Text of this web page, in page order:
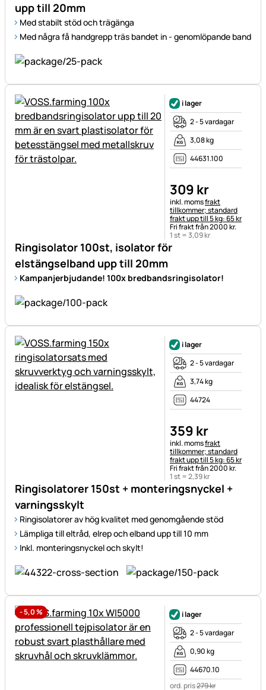
upp till 20mm
Med stabilt stöd och trägänga
Med några få handgrepp träs bandet in - genomlöpande band
Ringisolator 100st, isolator för
elstängselband upp till 20mm
Kampanjerbjudande! 100x bredbandsringisolator!
i lager
2 - 5 vardagar
3,08 kg
44631.100
309 kr
Skatteinformation:
inkl. momsfrakt
tillkommer; standard
frakt upp till 5 kg: 65 kr
Fri frakt från 2000 kr.
1 st =3,09kr
Ringisolatorer 150st + monteringsnyckel +
varningsskylt
Ringisolatorer av hög kvalitet med genomgående stöd
Lämpliga till eltråd, elrep och elband upp till 10 mm
Inkl. monteringsnyckel och skylt!
i lager
2 - 5 vardagar
3,74 kg
44724
359 kr
Skatteinformation:
inkl. momsfrakt
tillkommer; standard
frakt upp till 5 kg: 65 kr
Fri frakt från 2000 kr.
1 st =2,39kr
-5,0%
i lager
2 - 5 vardagar
0,90 kg
44670.10
ord. pris279kr